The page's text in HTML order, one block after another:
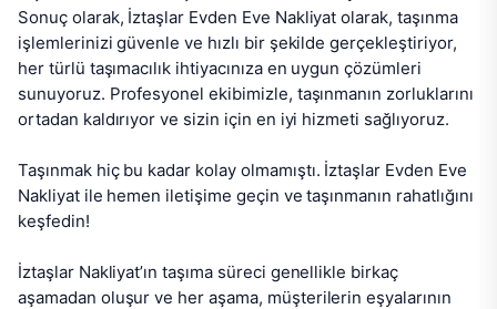
Sonuç olarak, İztaşlar Evden Eve Nakliyat olarak, taşınma
işlemlerinizi güvenle ve hızlı bir şekilde gerçekleştiriyor,
her türlü taşımacılık ihtiyacınıza en uygun çözümleri
sunuyoruz. Profesyonel ekibimizle, taşınmanın zorluklarını
ortadan kaldırıyor ve sizin için en iyi hizmeti sağlıyoruz.
Taşınmak hiç bu kadar kolay olmamıştı. İztaşlar Evden Eve
Nakliyat ile hemen iletişime geçin ve taşınmanın rahatlığını
keşfedin!
İztaşlar Nakliyat’ın taşıma süreci genellikle birkaç
aşamadan oluşur ve her aşama, müşterilerin eşyalarının